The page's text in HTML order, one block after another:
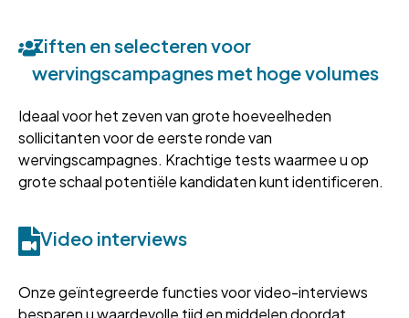
Ziften en selecteren voor
wervingscampagnes met hoge volumes
Ideaal voor het zeven van grote hoeveelheden
sollicitanten voor de eerste ronde van
wervingscampagnes. Krachtige tests waarmee u op
grote schaal potentiële kandidaten kunt identificeren.
Video interviews
Onze geïntegreerde functies voor video-interviews
besparen u waardevolle tijd en middelen doordat